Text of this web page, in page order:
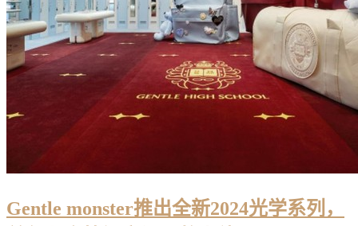
Gentle monster推出全新2024光学系列，